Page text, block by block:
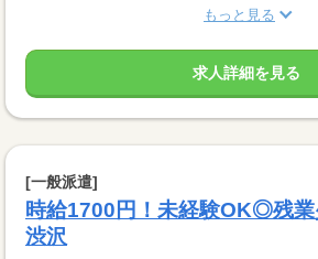
もっと見る
求人詳細を見る
[一般派遣]
時給1700円！未経験OK◎残業
渋沢